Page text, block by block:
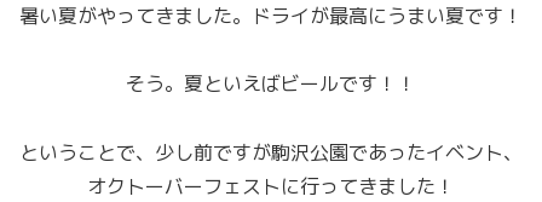
暑い夏がやってきました。ドライが最高にうまい夏です！
そう。夏といえばビールです！！
ということで、少し前ですが駒沢公園であったイベント、
オクトーバーフェストに行ってきました！